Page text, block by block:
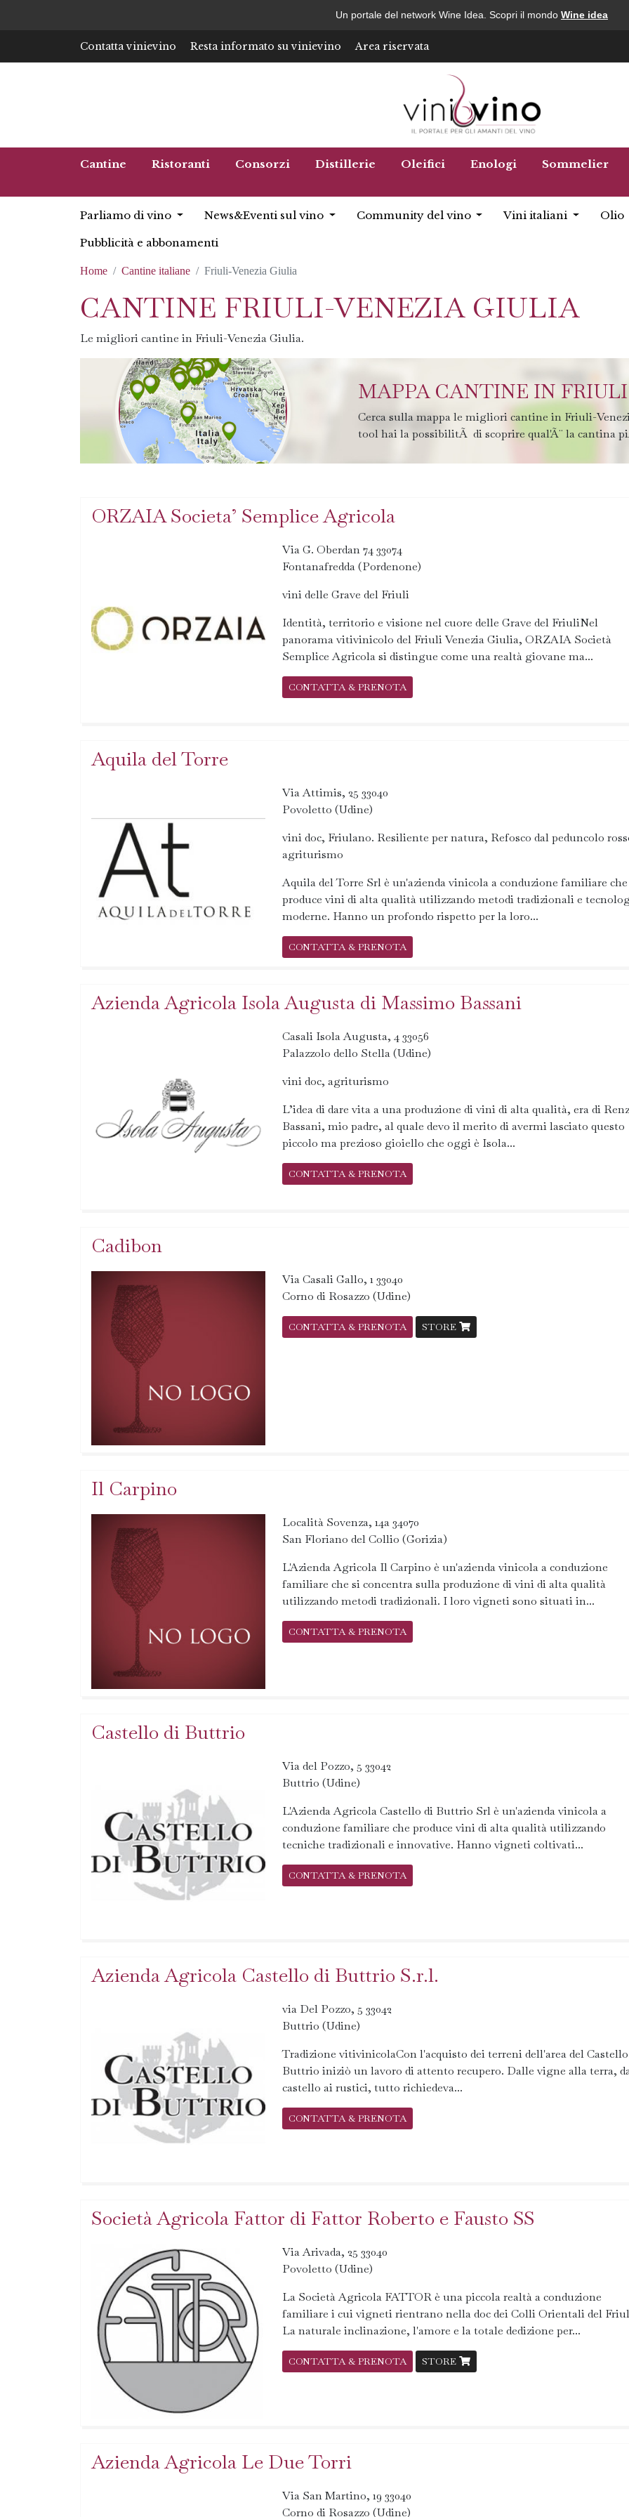
Un portale del network Wine Idea. Scopri il mondo Wine idea
Contatta vinievino Resta informato su vinievino Area riservata
Cantine Ristoranti Consorzi Distillerie Oleifici Enologi Sommelier
Parliamo di vino News&Eventi sul vino Community del vino Vini italiani Olio
Pubblicità e abbonamenti
Home Cantine italiane Friuli-Venezia Giulia
CANTINE FRIULI-VENEZIA GIULIA
Le migliori cantine in Friuli-Venezia Giulia.
MAPPA CANTINE IN
Cerca sulla mappa le migliori cantine in Friuli-
tool hai la possibilitÃ di scoprire qual'Ã¨ la cantina
ORZAIA Societa’ Semplice Agricola
Via G. Oberdan 74 33074
Fontanafredda (Pordenone)
vini delle Grave del Friuli
Identità, territorio e visione nel cuore delle Grave del FriuliNel
panorama vitivinicolo del Friuli Venezia Giulia, ORZAIA Società
Semplice Agricola si distingue come una realtà giovane ma...
CONTATTA & PRENOTA
Aquila del Torre
Via Attimis, 25 33040
Povoletto (Udine)
vini doc, Friulano. Resiliente per natura, Refosco dal peduncolo
agriturismo
Aquila del Torre Srl è un'azienda vinicola a conduzione familiare che
produce vini di alta qualità utilizzando metodi tradizionali e
moderne. Hanno un profondo rispetto per la loro...
CONTATTA & PRENOTA
Azienda Agricola Isola Augusta di Massimo Bassani
Casali Isola Augusta, 4 33056
Palazzolo dello Stella (Udine)
vini doc, agriturismo
L’idea di dare vita a una produzione di vini di alta qualità, era di
Bassani, mio padre, al quale devo il merito di avermi lasciato questo
piccolo ma prezioso gioiello che oggi è Isola...
CONTATTA & PRENOTA
Cadibon
Via Casali Gallo, 1 33040
Corno di Rosazzo (Udine)
CONTATTA & PRENOTA STORE
Il Carpino
Località Sovenza, 14a 34070
San Floriano del Collio (Gorizia)
L'Azienda Agricola Il Carpino è un'azienda vinicola a conduzione
familiare che si concentra sulla produzione di vini di alta qualità
utilizzando metodi tradizionali. I loro vigneti sono situati in...
CONTATTA & PRENOTA
Castello di Buttrio
Via del Pozzo, 5 33042
Buttrio (Udine)
L'Azienda Agricola Castello di Buttrio Srl è un'azienda vinicola a
conduzione familiare che produce vini di alta qualità utilizzando
tecniche tradizionali e innovative. Hanno vigneti coltivati...
CONTATTA & PRENOTA
Azienda Agricola Castello di Buttrio S.r.l.
via Del Pozzo, 5 33042
Buttrio (Udine)
Tradizione vitivinicolaCon l'acquisto dei terreni dell'area del
Buttrio iniziò un lavoro di attento recupero. Dalle vigne alla terra,
castello ai rustici, tutto richiedeva...
CONTATTA & PRENOTA
Società Agricola Fattor di Fattor Roberto e Fausto SS
Via Arivada, 25 33040
Povoletto (Udine)
La Società Agricola FATTOR è una piccola realtà a conduzione
familiare i cui vigneti rientrano nella doc dei Colli Orientali del
La naturale inclinazione, l'amore e la totale dedizione per...
CONTATTA & PRENOTA STORE
Azienda Agricola Le Due Torri
Via San Martino, 19 33040
Corno di Rosazzo (Udine)